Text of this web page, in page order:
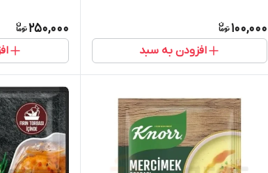
100,000
افزودن به سبد
250,000